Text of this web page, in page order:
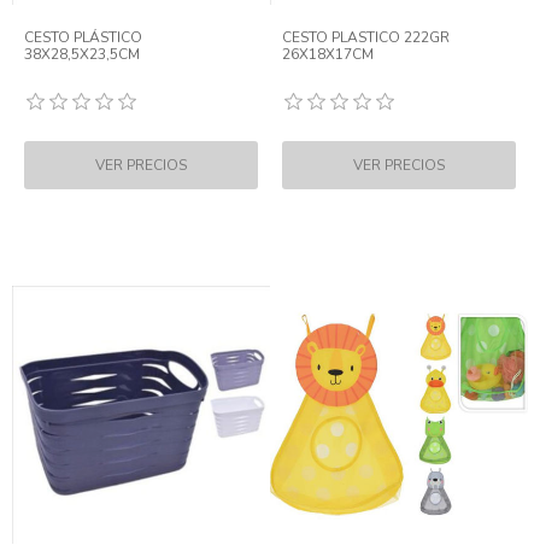
CESTO PLÁSTICO
38X28,5X23,5CM
CESTO PLASTICO 222GR
26X18X17CM